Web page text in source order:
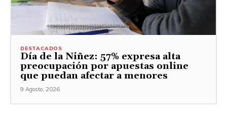
DESTACADOS
Día de la Niñez: 57% expresa alta
preocupación por apuestas online
que puedan afectar a menores
9 Agosto, 2026